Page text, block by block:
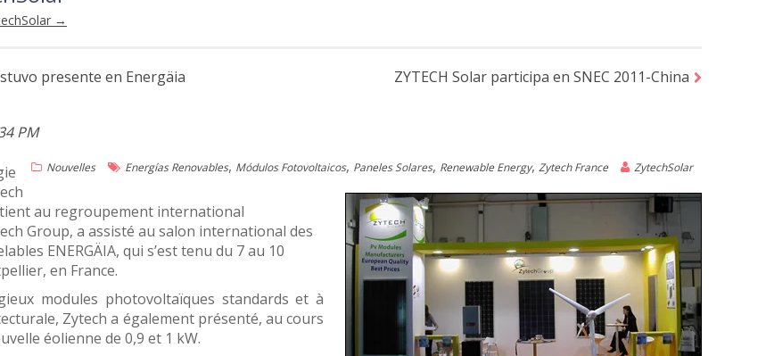
→
presente en Energäia ZYTECH Solar participa en SNEC 2011-China
PM
Nouvelles Energías Renovables, Módulos Fotovoltaicos, Paneles Solares, Renewable Energy, Zytech France ZytechSolar
au regroupement international
Group, a assisté au salon international des
ENERGÄIA, qui s’est tenu du 7 au 10
en France.
modules photovoltaïques standards et à
Zytech a également présenté, au cours
éolienne de 0,9 et 1 kW.